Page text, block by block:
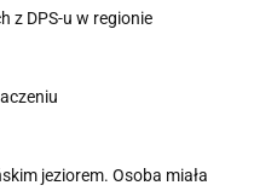
z DPS-u w regionie
jeziorem. Osoba miała